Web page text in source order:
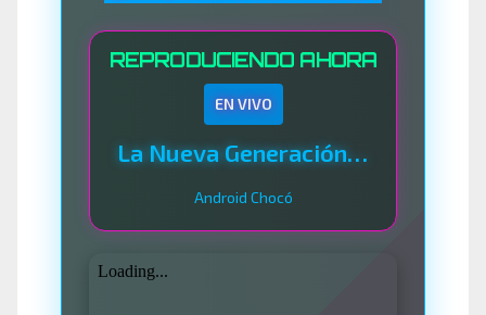
REPRODUCIENDO AHORA
EN VIVO
La Nueva Generación Del Sistema
Android Chocó